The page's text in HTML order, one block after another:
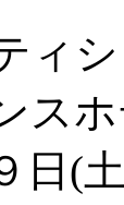
ィ
ス
(